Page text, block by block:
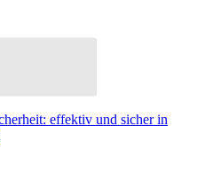
effektiv und sicher in